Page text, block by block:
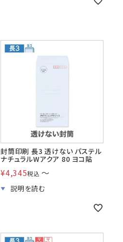
封筒印刷 長3 透けない パステル
ナチュラルWアクア 80 ヨコ貼
¥4,345税込 〜